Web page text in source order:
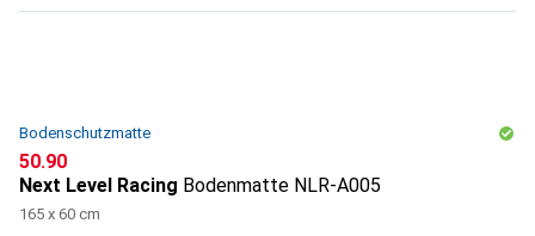
Bodenschutzmatte
CHF
50.90
Next Level Racing Bodenmatte NLR-A005
165 x 60 cm